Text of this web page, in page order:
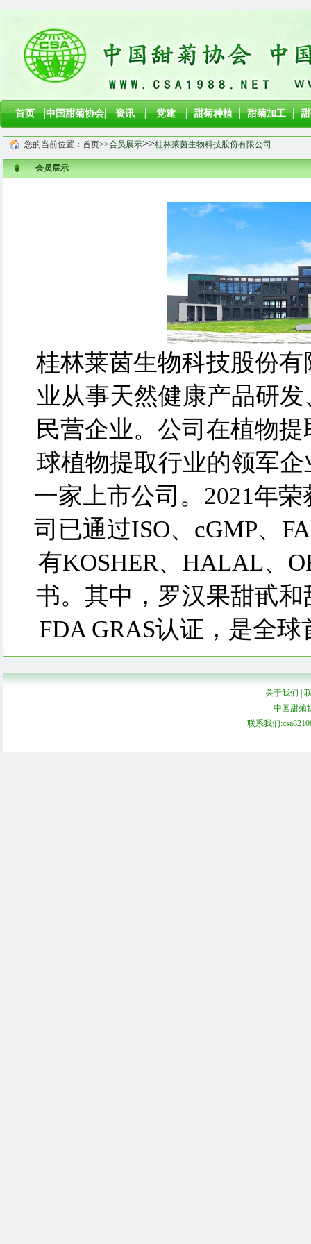
首页 中国甜菊协会 资讯 党建 甜菊种植 甜菊加工
您的当前位置： 首页>>会员展示>>桂林莱茵生物科技股份有限公司
会员展示
桂林莱茵生物科技股份
业从事天然健康产品研
民营企业。公司在植物
球植物提取行业的领军
一家上市公司。2021年
司已通过ISO、cGMP、
有KOSHER、HALAL、
书。其中，罗汉果甜甙
FDA GRAS认证，是全
关于我们
中国甜菊
联系我们